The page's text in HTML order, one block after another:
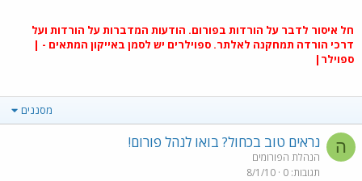
חל איסור לדבר על הורדות בפורום. הודעות המדברות על הורדות ועל
דרכי הורדה תמחקנה לאלתר. ספוילרים יש לסמן באייקון המתאים - |
ספוילר|
מסננים
ה נראים טוב בכחול? בואו לנהל פורום!
הנהלת הפורומים
תגובות 0
8/1/10